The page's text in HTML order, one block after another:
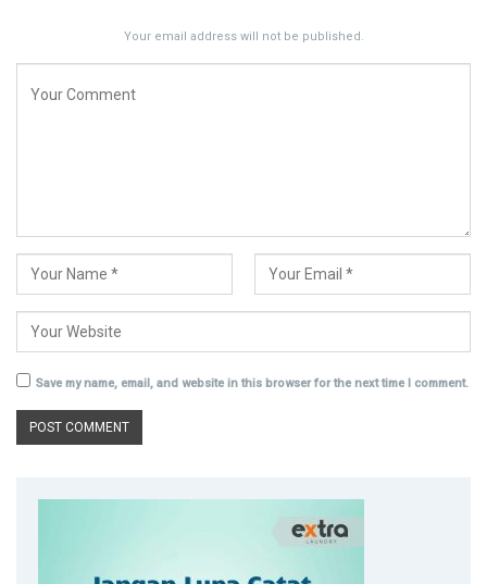
Your email address will not be published.
Save my name, email, and website in this browser for the next time I comment.